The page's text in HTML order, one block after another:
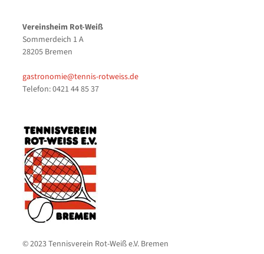
Vereinsheim Rot-Weiß
Sommerdeich 1 A
28205 Bremen
gastronomie@tennis-rotweiss.de
Telefon: 0421 44 85 37
© 2023 Tennisverein Rot-Weiß e.V. Bremen